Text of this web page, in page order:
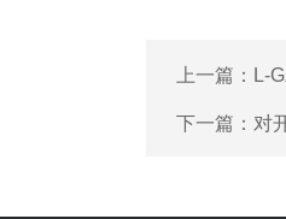
上一篇： L-
下一篇： 对